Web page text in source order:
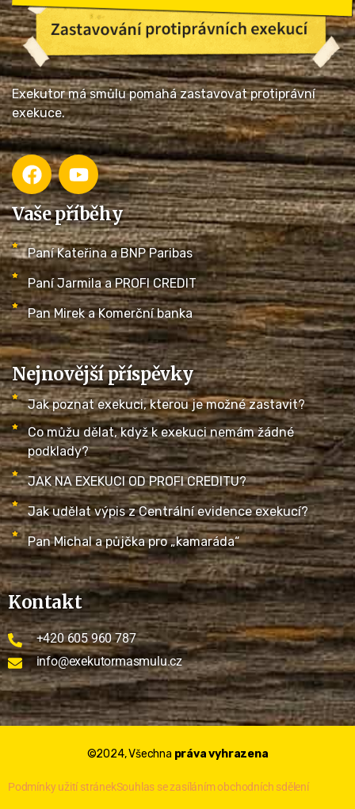
Exekutor má smůlu pomahá zastavovat protiprávní
exekuce.
Vaše příběhy
Paní Kateřina a BNP Paribas
Paní Jarmila a PROFI CREDIT
Pan Mirek a Komerční banka
Nejnovější příspěvky
Jak poznat exekuci, kterou je možné zastavit?
Co můžu dělat, když k exekuci nemám žádné
podklady?
JAK NA EXEKUCI OD PROFI CREDITU?
Jak udělat výpis z Centrální evidence exekucí?
Pan Michal a půjčka pro „kamaráda“
Kontakt
+420 605 960 787
info@exekutormasmulu.cz
©2024, Všechna práva vyhrazena
Podmínky užití stránekSouhlas se zasíláním obchodních sdělení